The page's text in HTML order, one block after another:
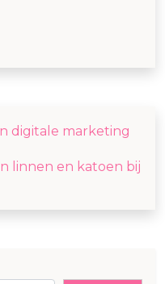
digitale marketing
linnen en katoen bij